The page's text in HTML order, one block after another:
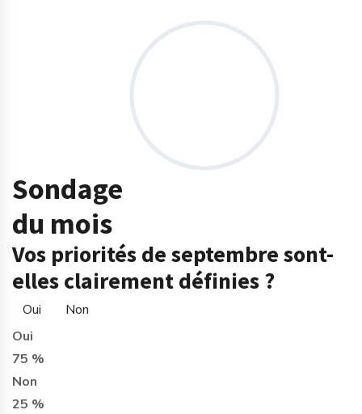
Sondage
du mois
Vos priorités de septembre sont-
elles clairement définies ?
Oui
Non
Oui
75 %
Non
25 %